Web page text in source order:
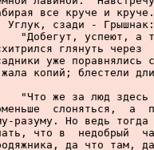
все круче и
Углук, сзади - Грышнак:
"Добегут, успеют, а
глянуть
уже
копий; блестели
"Что же за люд здесь
слоняться,  а
разуму. Но ведь тогда
что в  недобрый
да что там,